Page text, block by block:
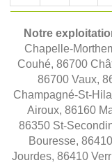
Notre
Chapelle-
Couhé, 86700
86700 Vaux,
Champagné-St-
Airoux, 86160
86350 St-
Bouresse,
Jourdes, 86410